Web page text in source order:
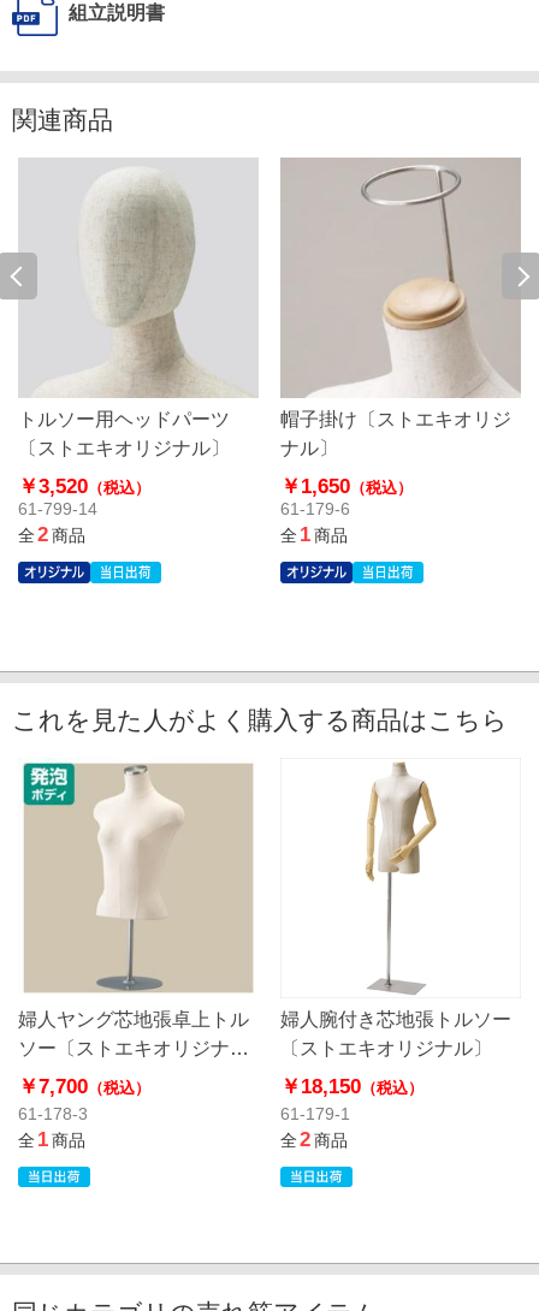
組立説明書
関連商品
トルソー用ヘッドパーツ
〔ストエキオリジナル〕
￥3,520 （税込）
61-799-14
全2商品
帽子掛け〔ストエキオリジ
ナル〕
￥1,650 （税込）
61-179-6
全1商品
これを見た人がよく購入する商品はこちら
婦人ヤング芯地張卓上トル
ソー〔ストエキオリジナ
ル〕
￥7,700 （税込）
61-178-3
全1商品
婦人腕付き芯地張トルソー
〔ストエキオリジナル〕
￥18,150（税込）
61-179-1
全2商品